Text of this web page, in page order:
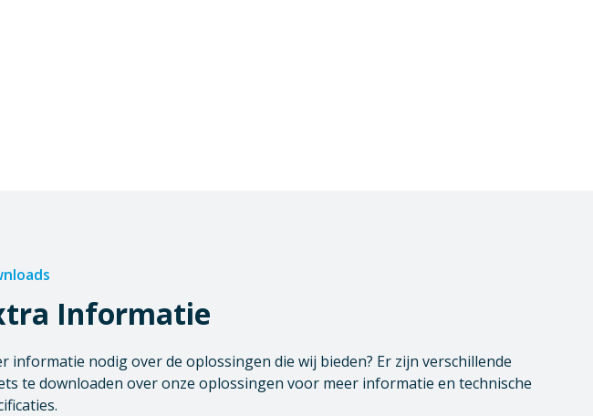
Informatie
informatie nodig over de oplossingen die wij bieden? Er zijn verschillende
te downloaden over onze oplossingen voor meer informatie en technische